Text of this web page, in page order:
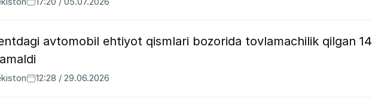
avtomobil ehtiyot qismlari bozorida tovlamachilik qilgan 14
12:28 / 29.06.2026